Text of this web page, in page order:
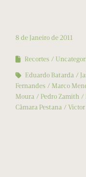
8 de Janeiro de 2011
Recortes
Eduardo Batarda
Fernandes
Marco
Moura
Pedro Zamith
Câmara Pestana